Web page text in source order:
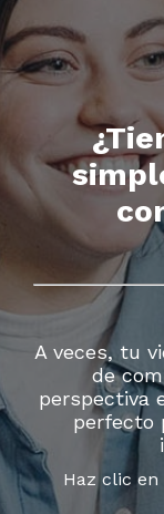
A veces, tu
de
perspectiva
perfecto
Haz clic